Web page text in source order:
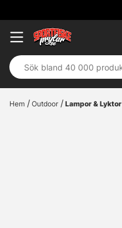
Hem Outdoor Lampor & Lyktor